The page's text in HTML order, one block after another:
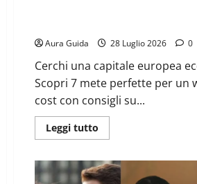
Aura Guida 28 Luglio 2026 0
Cerchi una capitale europea
Scopri 7 mete perfette per un
cost con consigli su...
Leggi tutto